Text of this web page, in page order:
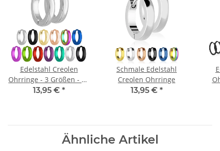
Edelstahl Creolen
Ohrringe - 3 Größen - 13
Farben
13,95 € *
Schmale Edelstahl
Creolen Ohrringe
13,95 € *
Ähnliche Artikel